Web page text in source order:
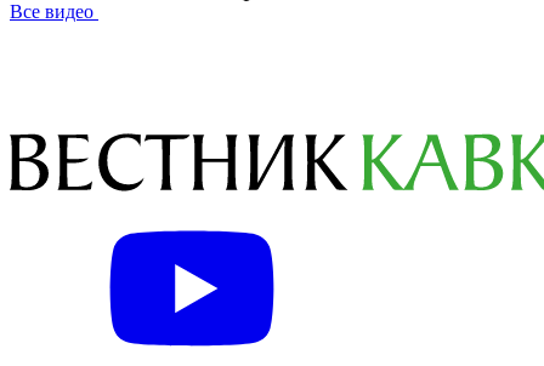
Все видео